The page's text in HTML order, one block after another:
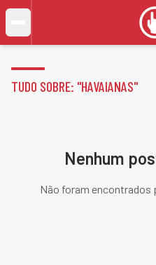
TUDO SOBRE: "HAVAIANAS"
Nenhum
Não foram encontrados